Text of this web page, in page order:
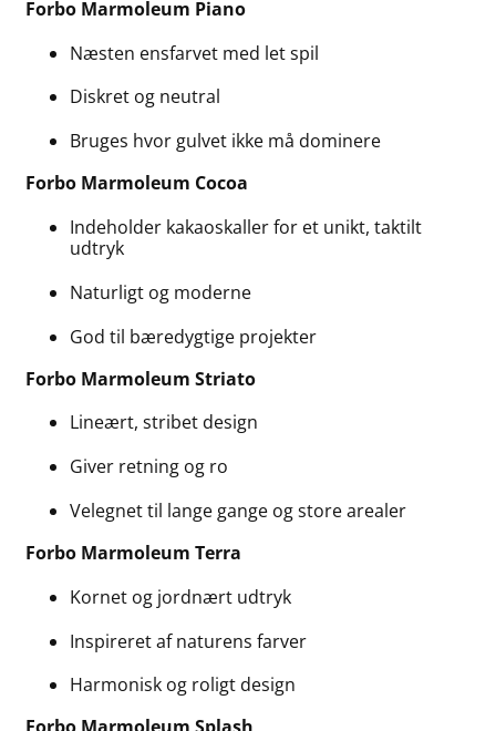
Forbo Marmoleum Piano
Næsten ensfarvet med let spil
Diskret og neutral
Bruges hvor gulvet ikke må dominere
Forbo Marmoleum Cocoa
Indeholder kakaoskaller for et unikt, taktilt
udtryk
Naturligt og moderne
God til bæredygtige projekter
Forbo Marmoleum Striato
Lineært, stribet design
Giver retning og ro
Velegnet til lange gange og store arealer
Forbo Marmoleum Terra
Kornet og jordnært udtryk
Inspireret af naturens farver
Harmonisk og roligt design